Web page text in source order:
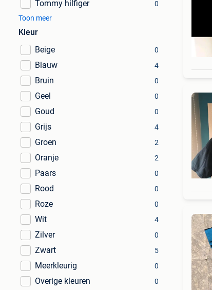
Tommy hilfiger
0
Toon meer
Kleur
Beige
0
Blauw 4
Bruin 0
Geel 0
Goud 0
Grijs 4
Groen 2
Oranje 2
Paars 0
Rood 0
Roze 0
Wit 4
Zilver 0
Zwart 5
Meerkleurig 0
Overige kleuren 0